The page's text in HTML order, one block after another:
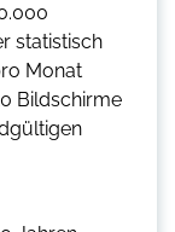
statistisch
Monat
Bildschirme